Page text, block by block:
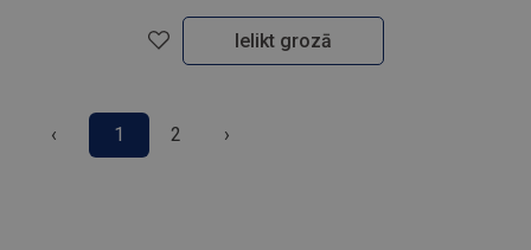
Ielikt grozā
‹ 1 2 ›